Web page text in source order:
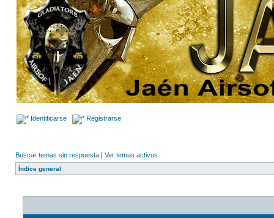
Identificarse Registrarse
Buscar temas sin respuesta | Ver temas activos
Índice general